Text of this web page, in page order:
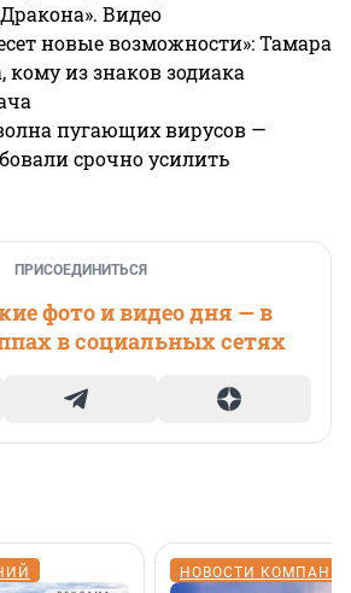
Видео
новые возможности»: Тамара
кому из знаков зодиака
пугающих вирусов —
срочно усилить
ПРИСОЕДИНИТЬСЯ
фото и видео дня — в
в социальных сетях
НОВОСТИ